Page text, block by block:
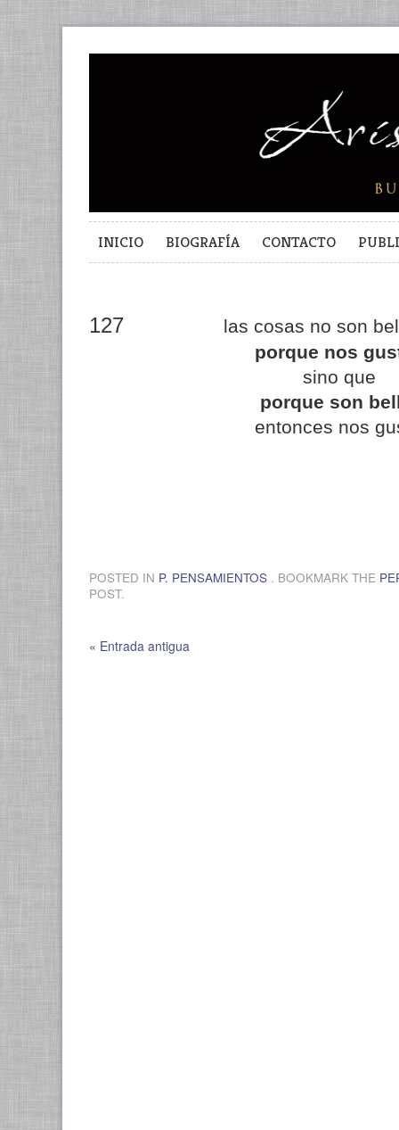
INICIO BIOGRAFÍA CONTACTO
127
las cosas no son
porque nos
sino que
porque son
entonces nos
POSTED IN P. PENSAMIENTOS . BOOKMARK THE
POST.
« Entrada antigua